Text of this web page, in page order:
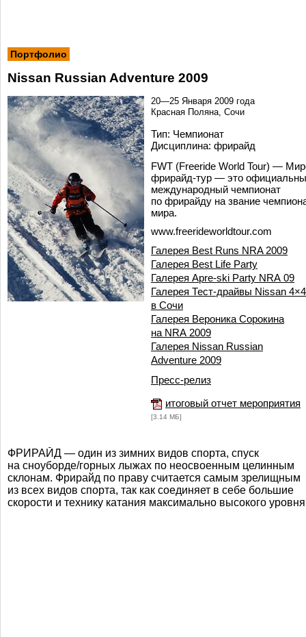
Портфолио
Nissan Russian Adventure 2009
20—25 Января 2009 года
Красная Поляна, Сочи
Тип: Чемпионат
Дисциплина: фрирайд
FWT (Freeride World Tour) —
фрирайд-тур — это
международный чемпионат
по фрирайду на звание
мира.
www.freerideworldtour.com
Галерея Best Runs NRA 2009
Галерея Best Life Party
Галерея Apre-ski Party NRA 09
Галерея Тест-драйвы Nissan 4×4
в Сочи
Галерея Вероника Сорокина
на NRA 2009
Галерея Nissan Russian
Adventure 2009
Пресс-релиз
итоговый отчет мероприятия
[3.14 МБ]
ФРИРАЙД — один из зимних видов спорта, спуск
на сноуборде/горных лыжах по неосвоенным целинным
склонам. Фрирайд по праву считается самым зрелищным
из всех видов спорта, так как соединяет в себе большие
скорости и технику катания максимально высокого